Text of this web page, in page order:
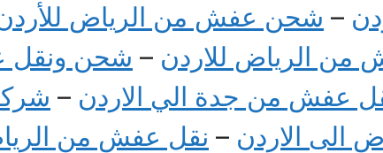
– شحن عفش من الرياض
من الرياض للاردن – شحن ونقل
عفش من جدة الي الاردن –
الى الاردن – نقل عفش من